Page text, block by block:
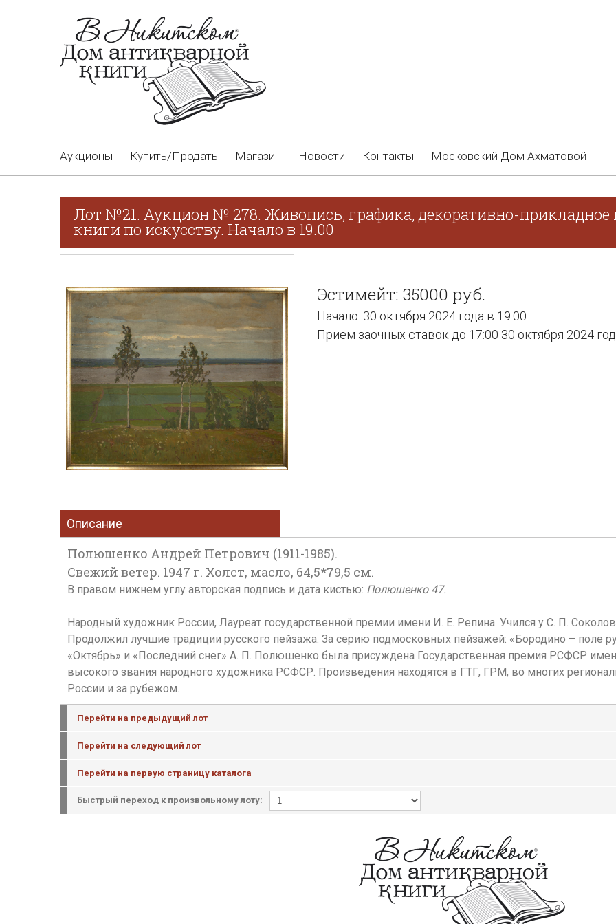
Аукционы Купить/Продать Магазин Новости Контакты Московский Дом Ахматовой
Лот №21. Аукцион № 278. Живопись, графика, декоративно-прикладное
книги по искусству. Начало в 19.00
Эстимейт: 35000 руб.
Начало: 30 октября 2024 года в 19:00
Прием заочных ставок до 17:00 30 октября 2024
Описание
Полюшенко Андрей Петрович (1911-1985).
Свежий ветер. 1947 г. Холст, масло, 64,5*79,5 см.
В правом нижнем углу авторская подпись и дата кистью: Полюшенко 47.
Народный художник России, Лауреат государственной премии имени И. Е. Репина. Учился у С. П.
Продолжил лучшие традиции русского пейзажа. За серию подмосковных пейзажей: «Бородино – поле
«Октябрь» и «Последний снег» А. П. Полюшенко была присуждена Государственная премия РСФСР
высокого звания народного художника РСФСР. Произведения находятся в ГТГ, ГРМ, во многих
России и за рубежом.
Перейти на предыдущий лот
Перейти на следующий лот
Перейти на первую страницу каталога
Быстрый переход к произвольному лоту: